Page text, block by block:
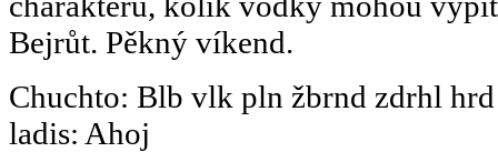
Bejrůt. Pěkný víkend.
Chuchto: Blb vlk pln žbrnd zdrhl
ladis: Ahoj